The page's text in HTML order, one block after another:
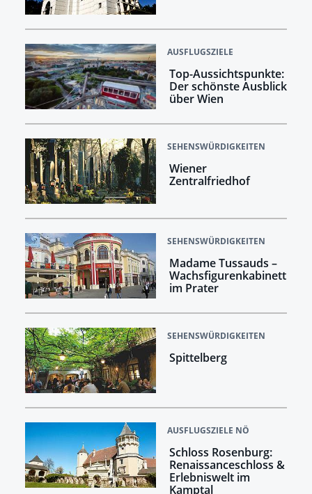
AUSFLUGSZIELE
Top-Aussichtspunkte:
Der schönste Ausblick
über Wien
SEHENSWÜRDIGKEITEN
Wiener
Zentralfriedhof
SEHENSWÜRDIGKEITEN
Madame Tussauds –
Wachsfigurenkabinett
im Prater
SEHENSWÜRDIGKEITEN
Spittelberg
AUSFLUGSZIELE NÖ
Schloss Rosenburg:
Renaissanceschloss &
Erlebniswelt im
Kamptal